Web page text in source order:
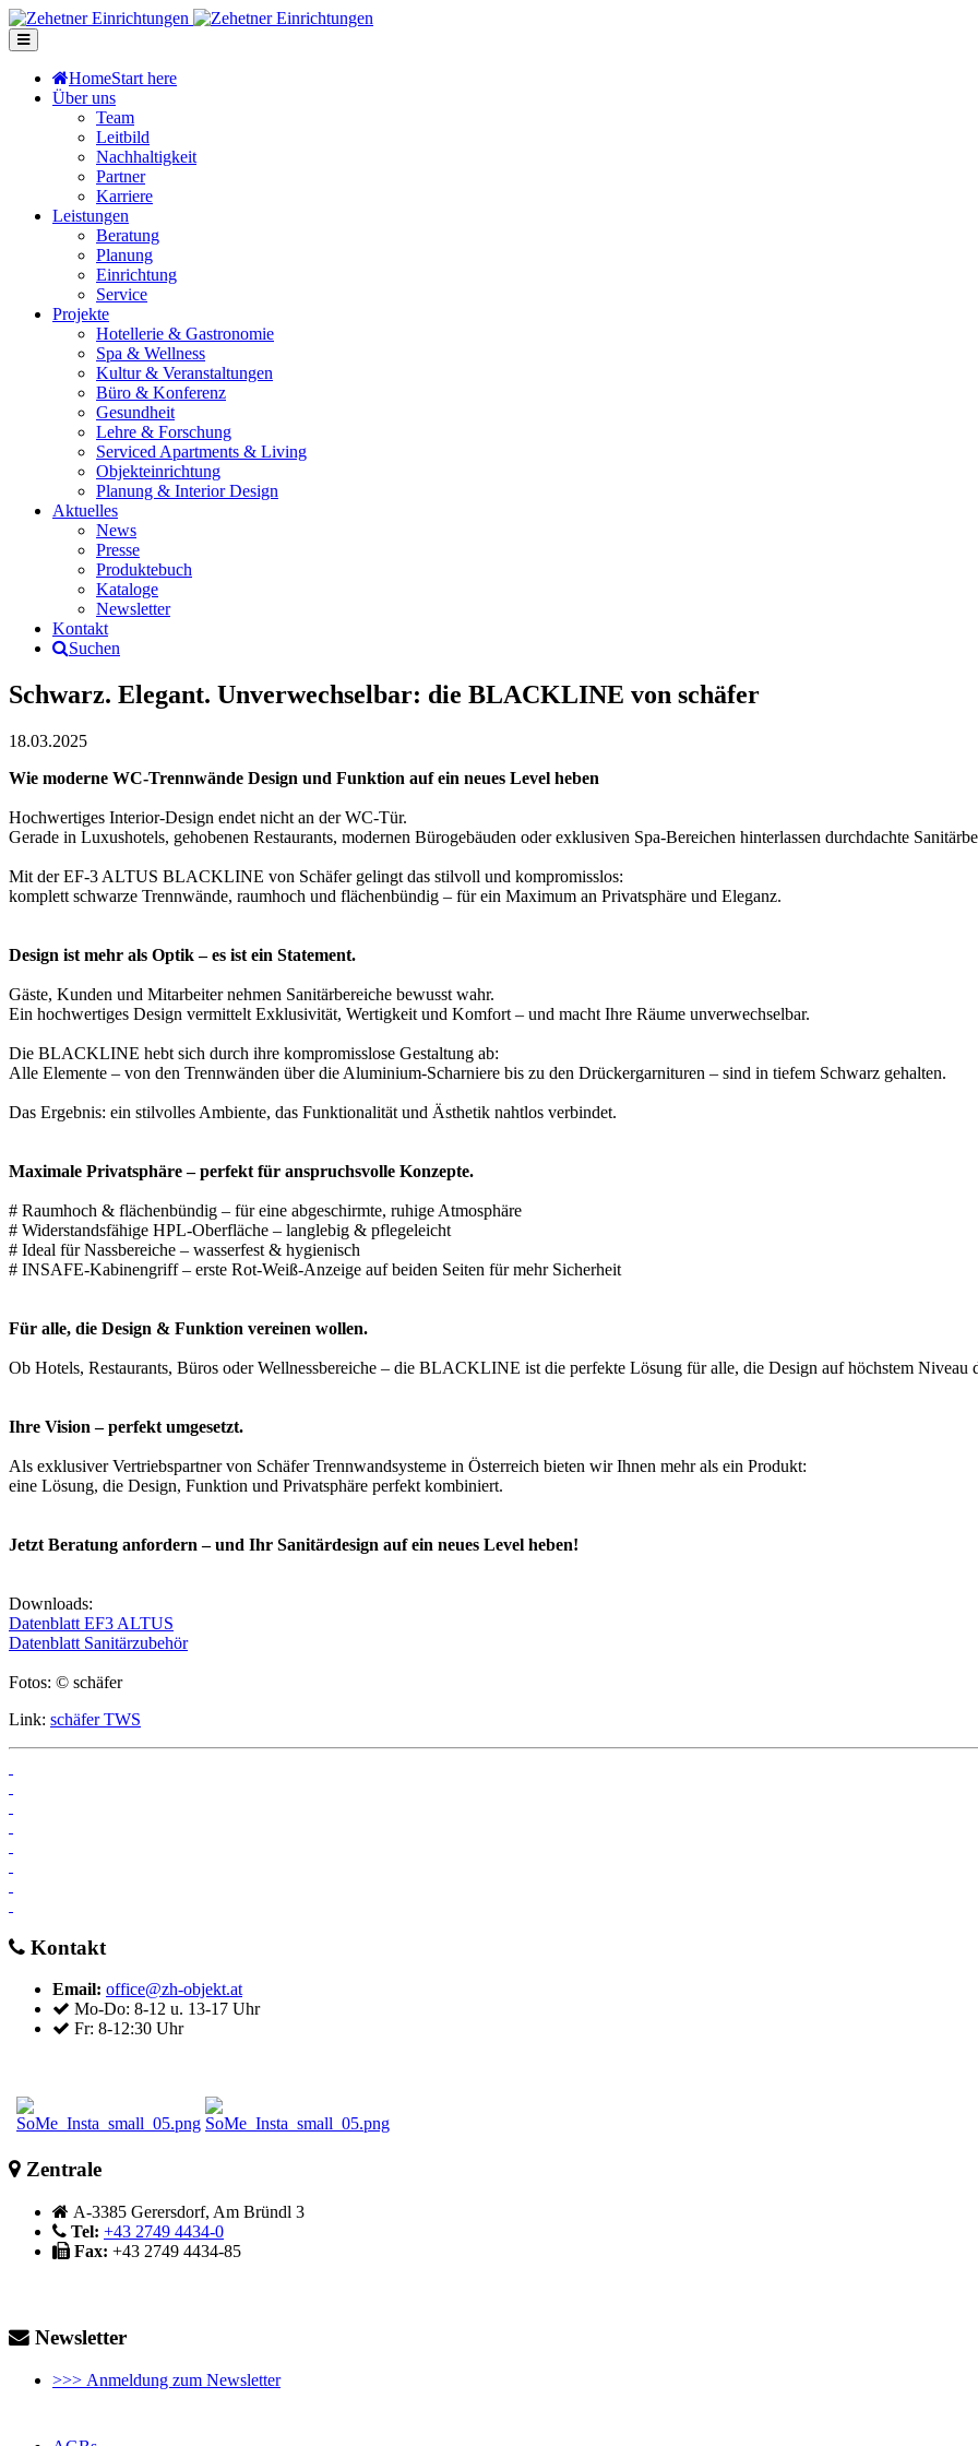
HomeStart here
Über uns
Team
Leitbild
Nachhaltigkeit
Partner
Karriere
Leistungen
Beratung
Planung
Einrichtung
Service
Projekte
Hotellerie & Gastronomie
Spa & Wellness
Kultur & Veranstaltungen
Büro & Konferenz
Gesundheit
Lehre & Forschung
Serviced Apartments & Living
Objekteinrichtung
Planung & Interior Design
Aktuelles
News
Presse
Produktebuch
Kataloge
Newsletter
Kontakt
Suchen
Schwarz. Elegant. Unverwechselbar: die BLACKLINE von schäfer
18.03.2025
Wie moderne WC-Trennwände Design und Funktion auf ein neues Level heben
Hochwertiges Interior-Design endet nicht an der WC-Tür.
Gerade in Luxushotels, gehobenen Restaurants, modernen Bürogebäuden oder exklusiven Spa-Bereichen hinterlassen durchdachte
Mit der EF-3 ALTUS BLACKLINE von Schäfer gelingt das stilvoll und kompromisslos:
komplett schwarze Trennwände, raumhoch und flächenbündig – für ein Maximum an Privatsphäre und Eleganz.
Design ist mehr als Optik – es ist ein Statement.
Gäste, Kunden und Mitarbeiter nehmen Sanitärbereiche bewusst wahr.
Ein hochwertiges Design vermittelt Exklusivität, Wertigkeit und Komfort – und macht Ihre Räume unverwechselbar.
Die BLACKLINE hebt sich durch ihre kompromisslose Gestaltung ab:
Alle Elemente – von den Trennwänden über die Aluminium-Scharniere bis zu den Drückergarnituren – sind in tiefem Schwarz gehalten.
Das Ergebnis: ein stilvolles Ambiente, das Funktionalität und Ästhetik nahtlos verbindet.
Maximale Privatsphäre – perfekt für anspruchsvolle Konzepte.
# Raumhoch & flächenbündig – für eine abgeschirmte, ruhige Atmosphäre
# Widerstandsfähige HPL-Oberfläche – langlebig & pflegeleicht
# Ideal für Nassbereiche – wasserfest & hygienisch
# INSAFE-Kabinengriff – erste Rot-Weiß-Anzeige auf beiden Seiten für mehr Sicherheit
Für alle, die Design & Funktion vereinen wollen.
Ob Hotels, Restaurants, Büros oder Wellnessbereiche – die BLACKLINE ist die perfekte Lösung für alle, die Design auf höchstem Niveau
Ihre Vision – perfekt umgesetzt.
Als exklusiver Vertriebspartner von Schäfer Trennwandsysteme in Österreich bieten wir Ihnen mehr als ein Produkt:
eine Lösung, die Design, Funktion und Privatsphäre perfekt kombiniert.
Jetzt Beratung anfordern – und Ihr Sanitärdesign auf ein neues Level heben!
Downloads:
Datenblatt EF3 ALTUS
Datenblatt Sanitärzubehör
Fotos: © schäfer
Link: schäfer TWS
Kontakt
Email: office@zh-objekt.at
Mo-Do: 8-12 u. 13-17 Uhr
Fr: 8-12:30 Uhr
Zentrale
A-3385 Gerersdorf, Am Bründl 3
Tel: +43 2749 4434-0
Fax: +43 2749 4434-85
Newsletter
>>> Anmeldung zum Newsletter